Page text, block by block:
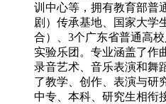
训中心等，拥有教育部普
剧）传承基地、国家大学
合）、3个广东省普通高
实验乐团。专业涵盖了作
录音艺术、音乐表演和舞
了教学、创作、表演与研
中专、本科、研究生相衔